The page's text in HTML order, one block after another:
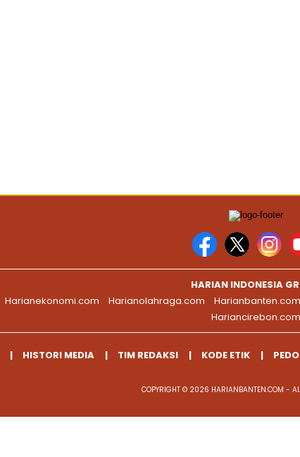
HARIAN INDONESIA
Harianekonomi.com Harianolahraga.com Harianbanten.com
Hariancirebon.com
HISTORI MEDIA TIM REDAKSI KODE ETIK
COPYRIGHT © 2026 HARIANBANTEN.COM -